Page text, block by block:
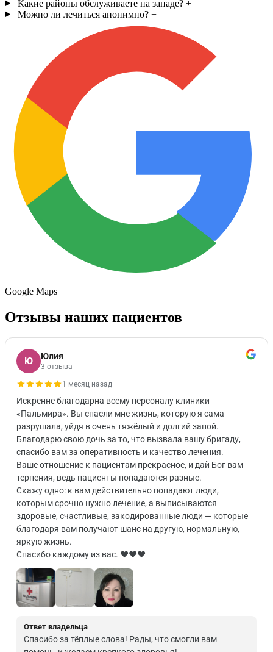
Какие районы обслуживаете на западе? +
Можно ли лечиться анонимно? +
Google Maps
Отзывы наших пациентов
Ю Юлия
3 отзыва
1 месяц назад
Искренне благодарна всему персоналу клиники
«Пальмира». Вы спасли мне жизнь, которую я сама
разрушала, уйдя в очень тяжёлый и долгий запой.
Благодарю свою дочь за то, что вызвала вашу бригаду,
спасибо вам за оперативность и качество лечения.
Ваше отношение к пациентам прекрасное, и дай Бог вам
терпения, ведь пациенты попадаются разные.
Скажу одно: к вам действительно попадают люди,
которым срочно нужно лечение, а выписываются
здоровые, счастливые, закодированные люди — которые
благодаря вам получают шанс на другую, нормальную,
яркую жизнь.
Спасибо каждому из вас. ♥️♥️♥️
Ответ владельца
Спасибо за тёплые слова! Рады, что смогли вам